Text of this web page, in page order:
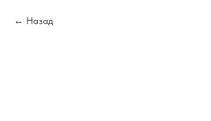
Назад